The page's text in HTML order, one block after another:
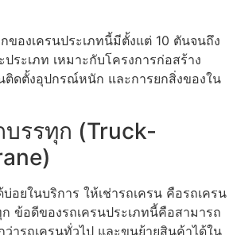
ของเครนประเภทนี้มีตั้งแต่ 10 ตันจนถึง
ระเภท เหมาะกับโครงการก่อสร้าง
ติดตั้งอุปกรณ์หนัก และการยกสิ่งของใน
บรรทุก (Truck-
อยในบริการ ให้เช่ารถเครน คือรถเครน
ข้อดีของรถเครนประเภทนี้คือสามารถ
ว่ารถเครนทั่วไป และขนย้ายสินค้าได้ใน